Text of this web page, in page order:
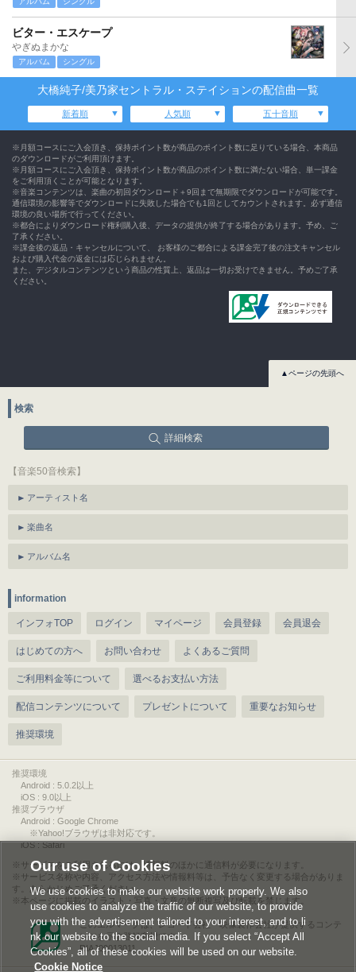
ビター・エスケープ
やぎぬまかな
アルバム シングル
大橋純子/美乃家セントラル・ステイションの配信曲一覧
新着順 人気順 五十音順
※月額コースにご入会頂き、保持ポイント数が商品のポイント数に足りている場合、本商品
のダウンロードがご利用頂けます。
※月額コースにご入会頂き、保持ポイント数が商品のポイント数に満たない場合、単一課金
をご利用頂くことが可能となります。
※音楽コンテンツは、楽曲の初回ダウンロード＋9回まで無期限でダウンロードが可能です。
通信環境の影響等でダウンロードに失敗した場合でも1回としてカウントされます。必ず通信
環境の良い場所で行ってください。
※都合によりダウンロード権利購入後、データの提供が終了する場合があります。予め、ご
了承ください。
※課金後の返品・キャンセルについて、 お客様のご都合による課金完了後の注文キャンセル
および購入代金の返金には応じられません。
また、デジタルコンテンツという商品の性質上、返品は一切お受けできません。予めご了承
ください。
▲ページの先頭へ
検索
詳細検索
【音楽50音検索】
アーティスト名
楽曲名
アルバム名
information
インフォTOP ログイン マイページ 会員登録 会員退会
はじめての方へ お問い合わせ よくあるご質問
ご利用料金等について 選べるお支払い方法
配信コンテンツについて プレゼントについて 重要なお知らせ
推奨環境
推奨環境
Android : 5.0.2以上
iOS : 9.0以上
推奨ブラウザ
Android : Google Chrome
※Yahoo!ブラウザは非対応です。
iOS : Safari
サービスをご利用されるには、情報料のほかに通信料が必要になります。
サービス名称や内容、アクセス方法や情報料等は、予告なく変更する場合がありま
す。あらかじめご了承ください。
本ページに掲載のイラスト・写真・文章の無断複写及び転載を禁じます。
このエルマークは、レコード会社・映像製作会社が提供するコンテ
ンツを示す登録商標です。
RIAJ00013011
Our use of Cookies
We use cookies to make our website work properly. We also
use cookies to analyze the traffic of our website, to provide
you with the advertisement tailored to your interest, and to li
nk our website to the social media. If you select “Accept All
Cookies”, all of these cookies will be used on our website.
Cookie Notice